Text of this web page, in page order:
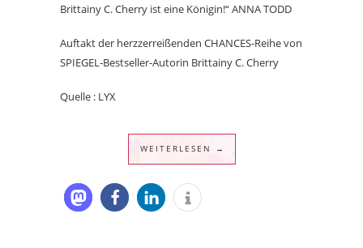
Brittainy C. Cherry ist eine Königin!“ ANNA TODD
Auftakt der herzzerreißenden CHANCES-Reihe von
SPIEGEL-Bestseller-Autorin Brittainy C. Cherry
Quelle : LYX
WEITERLESEN →